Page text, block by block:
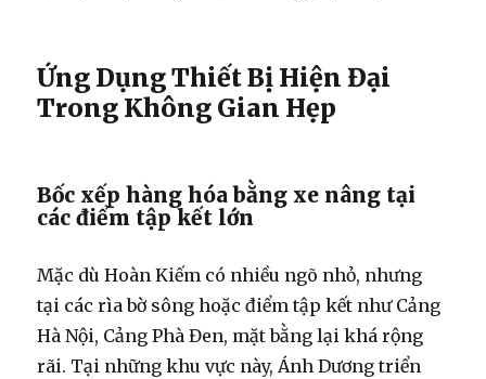
Ứng Dụng Thiết Bị Hiện Đại
Trong Không Gian Hẹp
Bốc xếp hàng hóa bằng xe nâng tại
các điểm tập kết lớn
Mặc dù Hoàn Kiếm có nhiều ngõ nhỏ, nhưng
tại các rìa bờ sông hoặc điểm tập kết như Cảng
Hà Nội, Cảng Phà Đen, mặt bằng lại khá rộng
rãi. Tại những khu vực này, Ánh Dương triển